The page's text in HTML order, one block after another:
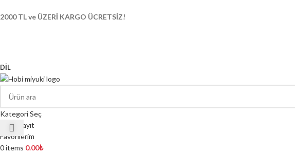
2000 TL ve ÜZERİ KARGO ÜCRETSİZ!
DIL
Kategori Seç
Giriş/Kayıt
Favorilerim
0items 0.00₺